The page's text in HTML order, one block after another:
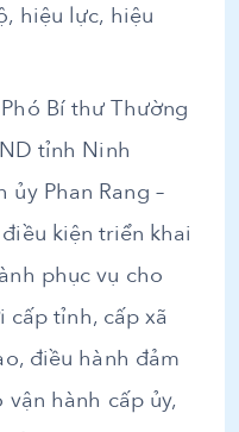
hiệu lực, hiệu
Bí thư Thường
tỉnh Ninh
Phan Rang –
kiện triển khai
phục vụ cho
tỉnh, cấp xã
điều hành đảm
hành cấp ủy,